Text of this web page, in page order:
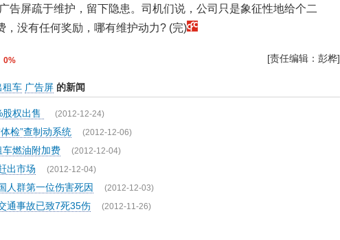
告屏疏于维护，留下隐患。司机们说，公司只是象征性地给个二
，没有任何奖励，哪有维护动力? (完)
0% [责任编辑：彭桦]
租车 广告屏 的新闻
股权出售 (2012-12-24)
检”查制动系统 (2012-12-06)
燃油附加费 (2012-12-04)
出市场 (2012-12-04)
人群第一位伤害死因 (2012-12-03)
通事故已致7死35伤 (2012-11-26)